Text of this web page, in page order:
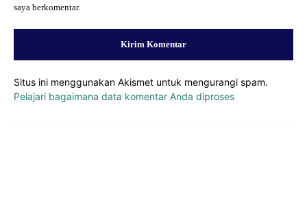
saya berkomentar.
Situs ini menggunakan Akismet untuk mengurangi spam.
Pelajari bagaimana data komentar Anda diproses